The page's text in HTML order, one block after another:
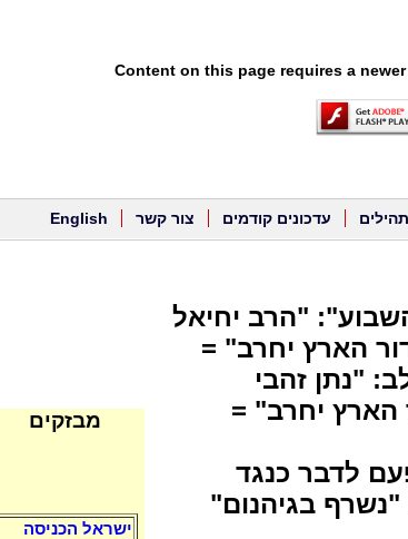
Content on this page requires a
תהילים עדכונים קודמים צור קשר English
"הרב יחיאל
= "כדור הארץ יחרב" =
"נתן זהבי
"כדור הארץ יחרב" =
העז לא פעם לדבר כנגד
"נשרף בגיהנום"
מבזקים
ישראל הכניסה